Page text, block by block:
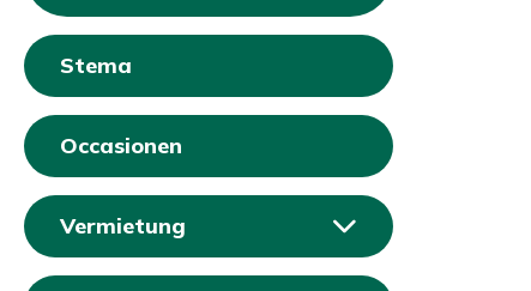
Stema
Occasionen
Vermietung